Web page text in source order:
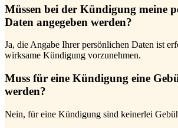
Müssen bei der Kündigung meine
Daten angegeben werden?
Ja, die Angabe Ihrer persönlichen Daten ist
wirksame Kündigung vorzunehmen.
Muss für eine Kündigung eine
werden?
Nein, für eine Kündigung sind keinerlei